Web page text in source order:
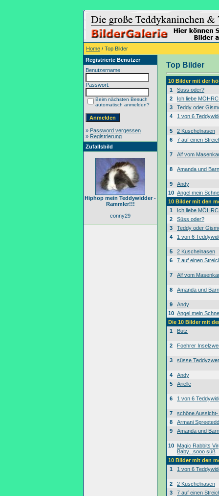
Home / Top Bilder
Registrierte Benutzer
Benutzername:
Passwort:
Beim nächsten Besuch
automatisch anmelden?
» Password vergessen
» Registrierung
Zufallsbild
Hiphop mein Teddywidder -
Rammler!!!
conny29
Top Bilder
10 Bilder mit der
1
Süss oder?
2
Ich liebe
3
Teddy oder
4
1 von 6
5
2 Kuschelnasen
6
7 auf einen
7 Alf vom
8 Amanda und
9
Andy
10 Angel mein
10 Bilder mit den
1
Ich liebe
2
Süss oder?
3
Teddy oder
4
1 von 6
5
2 Kuschelnasen
6
7 auf einen
7 Alf vom
8 Amanda und
9
Andy
10 Angel mein
Die 10 Bilder mit
1
Butz
2 Foehrer
3 süsse
4
Andy
5
Arielle
6 1 von 6
7
schöne
8
Armani
9
Amanda und
10 Magic Rabbits
Baby...sooo süß
10 Bilder mit den
1
1 von 6
2
2 Kuschelnasen
3
7 auf einen